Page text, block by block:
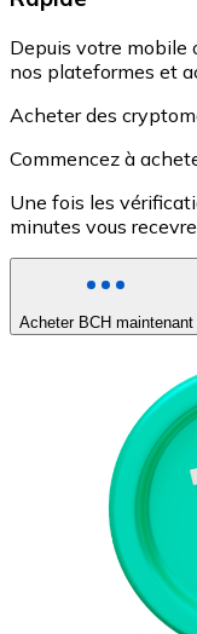
Depuis votre mobile
nos plateformes et
Acheter des
Commencez à
Une fois les
minutes vous
Acheter BCH maintenant